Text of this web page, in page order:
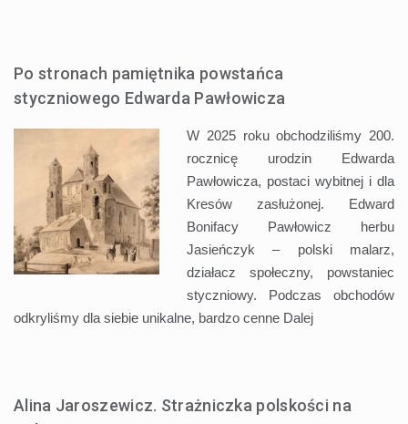
Po stronach pamiętnika powstańca
styczniowego Edwarda Pawłowicza
W 2025 roku obchodziliśmy 200.
rocznicę urodzin Edwarda
Pawłowicza, postaci wybitnej i dla
Kresów zasłużonej. Edward
Bonifacy Pawłowicz herbu
Jasieńczyk – polski malarz,
działacz społeczny, powstaniec
styczniowy. Podczas obchodów
odkryliśmy dla siebie unikalne, bardzo cenne Dalej
Alina Jaroszewicz. Strażniczka polskości na